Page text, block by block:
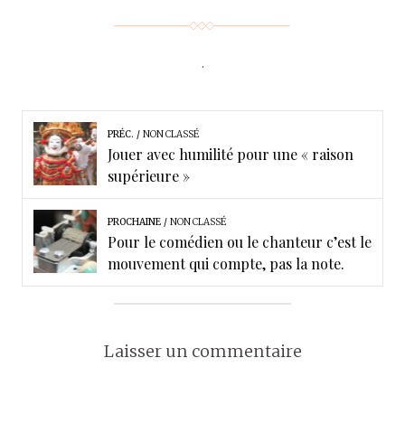
o
k
r
I
n
.
PRÉC. NON CLASSÉ
Jouer avec humilité pour une « raison
supérieure »
PROCHAINE NON CLASSÉ
Pour le comédien ou le chanteur c’est le
mouvement qui compte, pas la note.
Laisser un commentaire